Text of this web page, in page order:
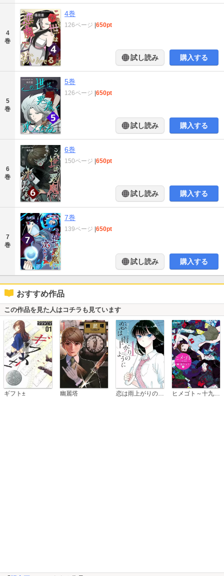
4
巻
4巻
126ページ |650pt
試し読み 購入する
5
巻
5巻
126ページ |650pt
試し読み 購入する
6
巻
6巻
150ページ |650pt
試し読み 購入する
7
巻
7巻
139ページ |650pt
試し読み 購入する
おすすめ作品
この作品を見た人はコチラも見ています
ギフト± 幽麗塔 ヒメゴト～十九歳の制服～